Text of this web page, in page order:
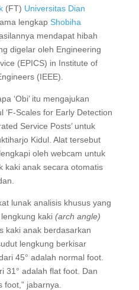
(FT) Universitas Dian
lengkap Shobiha
mendapat hibah
digelar oleh Engineering
(EPICS) in Institute of
(IEEE).
‘Obi’ itu mengajukan
‘F-Scales for Early Detection
Service Posts’ untuk
Kidul. Alat tersebut
oleh webcam untuk
kaki anak secara otomatis
lunak analisis khusus yang
kaki (arch angle)
kaki anak berdasarkan
lengkung berkisar
45° adalah normal foot.
31° adalah flat foot. Dan
jabarnya.